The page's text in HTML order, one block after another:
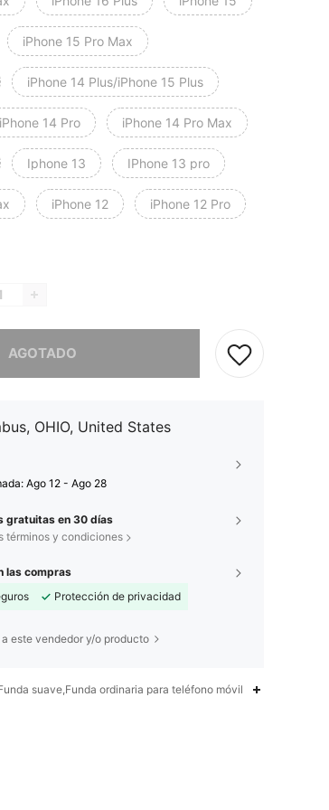
iPhone 15 Pro Max
iPhone 14 Plus/iPhone 15 Plus
iPhone 14 Pro iPhone 14 Pro Max
Iphone 13 IPhone 13 pro
iPhone 12 iPhone 12 Pro
AGOTADO
OHIO, United States
Ago 12 - Ago 28
gratuitas en 30 días
términos y condiciones
las compras
Protección de privacidad
este vendedor y/o producto
suave,Funda ordinaria para teléfono móvil